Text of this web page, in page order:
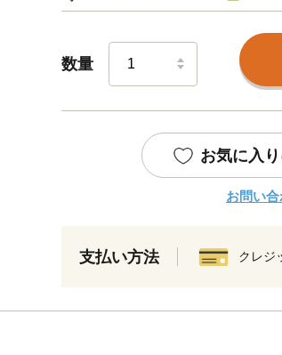
数量
お気に入
お問い
支払い方法 クレジ